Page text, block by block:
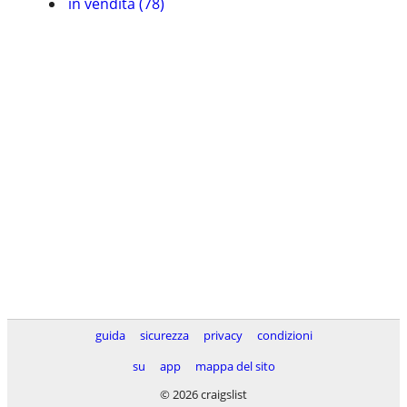
guida sicurezza privacy
condizioni
su
app
mappa del sito
© 2026 craigslist